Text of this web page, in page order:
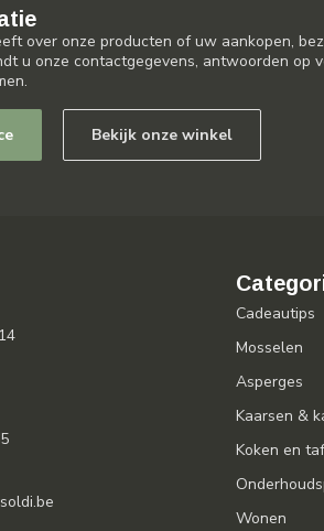
over onze producten of uw aankopen,
u onze contactgegevens, antwoorden op
Bekijk onze winkel
Cadeautips
Mosselen
Asperges
Kaarsen &
Koken en
Wonen